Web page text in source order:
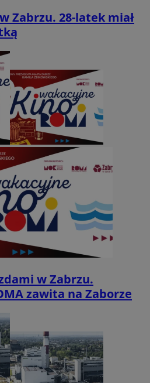
Zabrzu. 28-latek miał
w Zabrzu.
zawita na Zaborze